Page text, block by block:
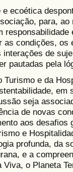
ecoética
para, ao
as condições,
de
pautadas pela
Turismo e da
em
seja
de novas
aos desafios
e
profunda, da
e a
Viva, o Planeta